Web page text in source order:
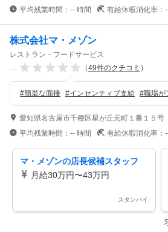
平均残業時間： -- 時間 有給休暇消化率：
株式会社マ・メゾン
レストラン・フードサービス
-- （49件のクチコミ ）
#簡単な面接 #インセンティブ支給 #職場が
愛知県名古屋市千種区星が丘元町１番１５号
平均残業時間： -- 時間 有給休暇消化率：
マ・メゾンの店長候補スタッフ
月給30万円〜43万円
スタンバイ